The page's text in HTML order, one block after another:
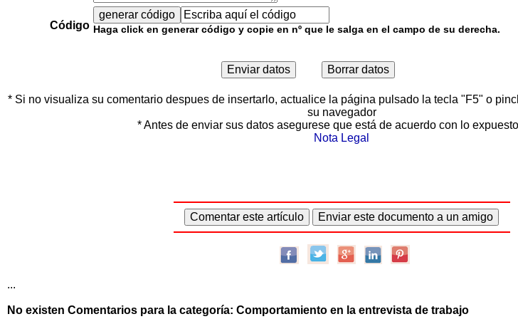
Código Haga click en generar código y copie en nº que le salga en el campo de su derecha.
* Si no visualiza su comentario despues de insertarlo, actualice la página pulsado la tecla "F5" o
su navegador
* Antes de enviar sus datos asegurese que está de acuerdo con lo
Nota Legal
...
No existen Comentarios para la categoría: Comportamiento en la entrevista de trabajo